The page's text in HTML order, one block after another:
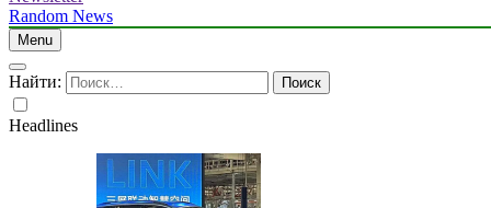
Random News
Menu
Найти:
Headlines